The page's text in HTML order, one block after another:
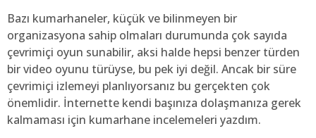
Bazı kumarhaneler, küçük ve bilinmeyen bir
organizasyona sahip olmaları durumunda çok sayıda
çevrimiçi oyun sunabilir, aksi halde hepsi benzer türden
bir video oyunu türüyse, bu pek iyi değil. Ancak bir süre
çevrimiçi izlemeyi planlıyorsanız bu gerçekten çok
önemlidir. İnternette kendi başınıza dolaşmanıza gerek
kalmaması için kumarhane incelemeleri yazdım.